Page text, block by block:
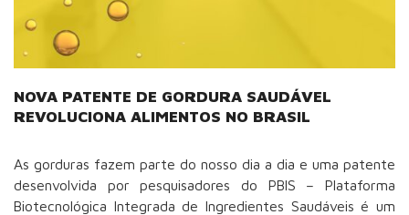
NOVA PATENTE DE GORDURA SAUDÁVEL
REVOLUCIONA ALIMENTOS NO BRASIL
As gorduras fazem parte do nosso dia a dia e uma patente
desenvolvida por pesquisadores do PBIS – Plataforma
Biotecnológica Integrada de Ingredientes Saudáveis é um